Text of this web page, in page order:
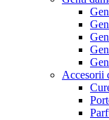
Accesorii